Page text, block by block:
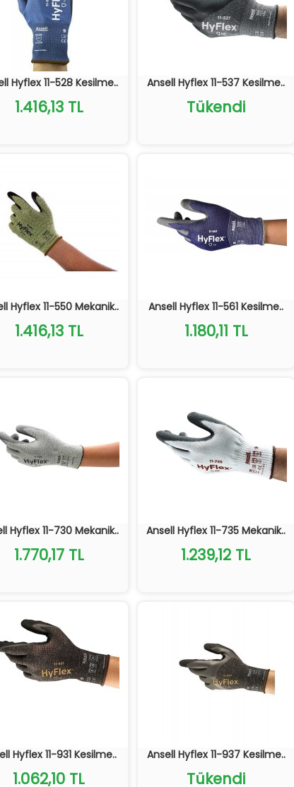
Hyflex 11-528 Kesilme..
1.416,13 TL
Ansell Hyflex 11-537 Kesilme..
Tükendi
Hyflex 11-550 Mekanik..
1.416,13 TL
Ansell Hyflex 11-561 Kesilme..
1.180,11 TL
Hyflex 11-730 Mekanik..
1.770,17 TL
Ansell Hyflex 11-735 Mekanik..
1.239,12 TL
Hyflex 11-931 Kesilme..
1.062,10 TL
Ansell Hyflex 11-937 Kesilme..
Tükendi